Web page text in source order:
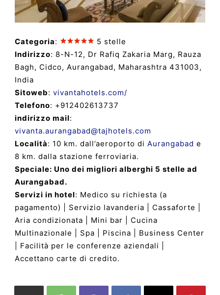
Categoria:
5 stelle
Indirizzo: 8-N-12, Dr Rafiq Zakaria Marg, Rauza
Bagh, Cidco, Aurangabad, Maharashtra 431003,
India
Sitoweb: vivantahotels.com/
Telefono: +912402613737
indirizzo mail:
vivanta.aurangabad@tajhotels.com
Località: 10 km. dall’aeroporto di Aurangabad e
8 km. dalla stazione ferroviaria.
Speciale: Uno dei migliori alberghi 5 stelle ad
Aurangabad.
Servizi in hotel: Medico su richiesta (a
pagamento) | Servizio lavanderia | Cassaforte |
Aria condizionata | Mini bar | Cucina
Multinazionale | Spa | Piscina | Business Center
| Facilità per le conferenze aziendali |
Accettano carte di credito.